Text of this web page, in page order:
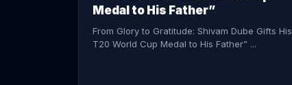
Medal to His Father”
From Glory to Gratitude: Shivam Dube Gifts His
T20 World Cup Medal to His Father” ...